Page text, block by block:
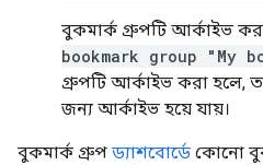
বুকমার্ক গ্রুপটি আর্কাইভ
bookmark group "My
গ্রুপটি আর্কাইভ করা হলে,
জন্য আর্কাইভ হয়ে যায়।
বুকমার্ক গ্রুপ ড্যাশবোর্ডে কোনো